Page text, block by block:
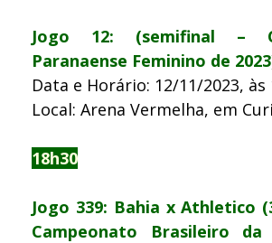
Jogo 12: (semifinal –
Paranaense Feminino de
Data e Horário: 12/11/2023, às
Local: Arena Vermelha, em
18h30
Jogo 339: Bahia x Athletico
Campeonato Brasileiro